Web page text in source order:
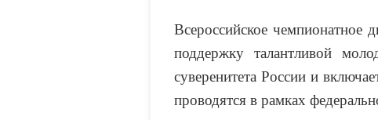
Всероссийское чемпионатное
поддержку талантливой
суверенитета России и
проводятся в рамках